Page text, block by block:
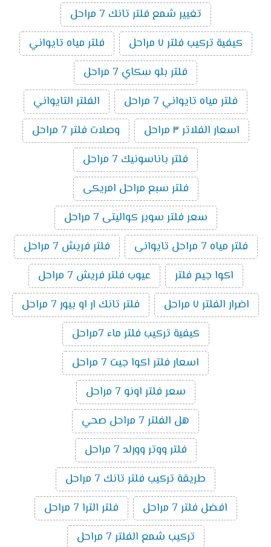
تغيير شمع فلتر تانك 7 مراحل
كيفية تركيب فلتر ٧ مراحل
فلتر مياه تايواني
فلتر بلو سكاي 7 مراحل
فلتر مياه تايواني 7 مراحل
الفلتر التايواني
اسعار الفلاتر ٣ مراحل
وصلات فلتر 7 مراحل
فلتر باناسونيك 7 مراحل
فلتر سبع مراحل امريكى
سعر فلتر سوبر كواليتى 7 مراحل
فلتر مياه 7 مراحل تايوانى
فلتر فريش 7 مراحل
اكوا جيم فلتر
عيوب فلتر فريش 7 مراحل
اضرار الفلتر ٧ مراحل
فلتر تانك ار او بيور 7 مراحل
كيفية تركيب فلتر ماء 7مراحل
اسعار فلتر اكوا جيت 7 مراحل
سعر فلتر اونو 7 مراحل
هل الفلتر 7 مراحل صحي
فلتر ووتر وورلد 7 مراحل
طريقة تركيب فلتر تانك 7 مراحل
افضل فلتر 7 مراحل
فلتر الترا 7 مراحل
تركيب شمع الفلتر 7 مراحل